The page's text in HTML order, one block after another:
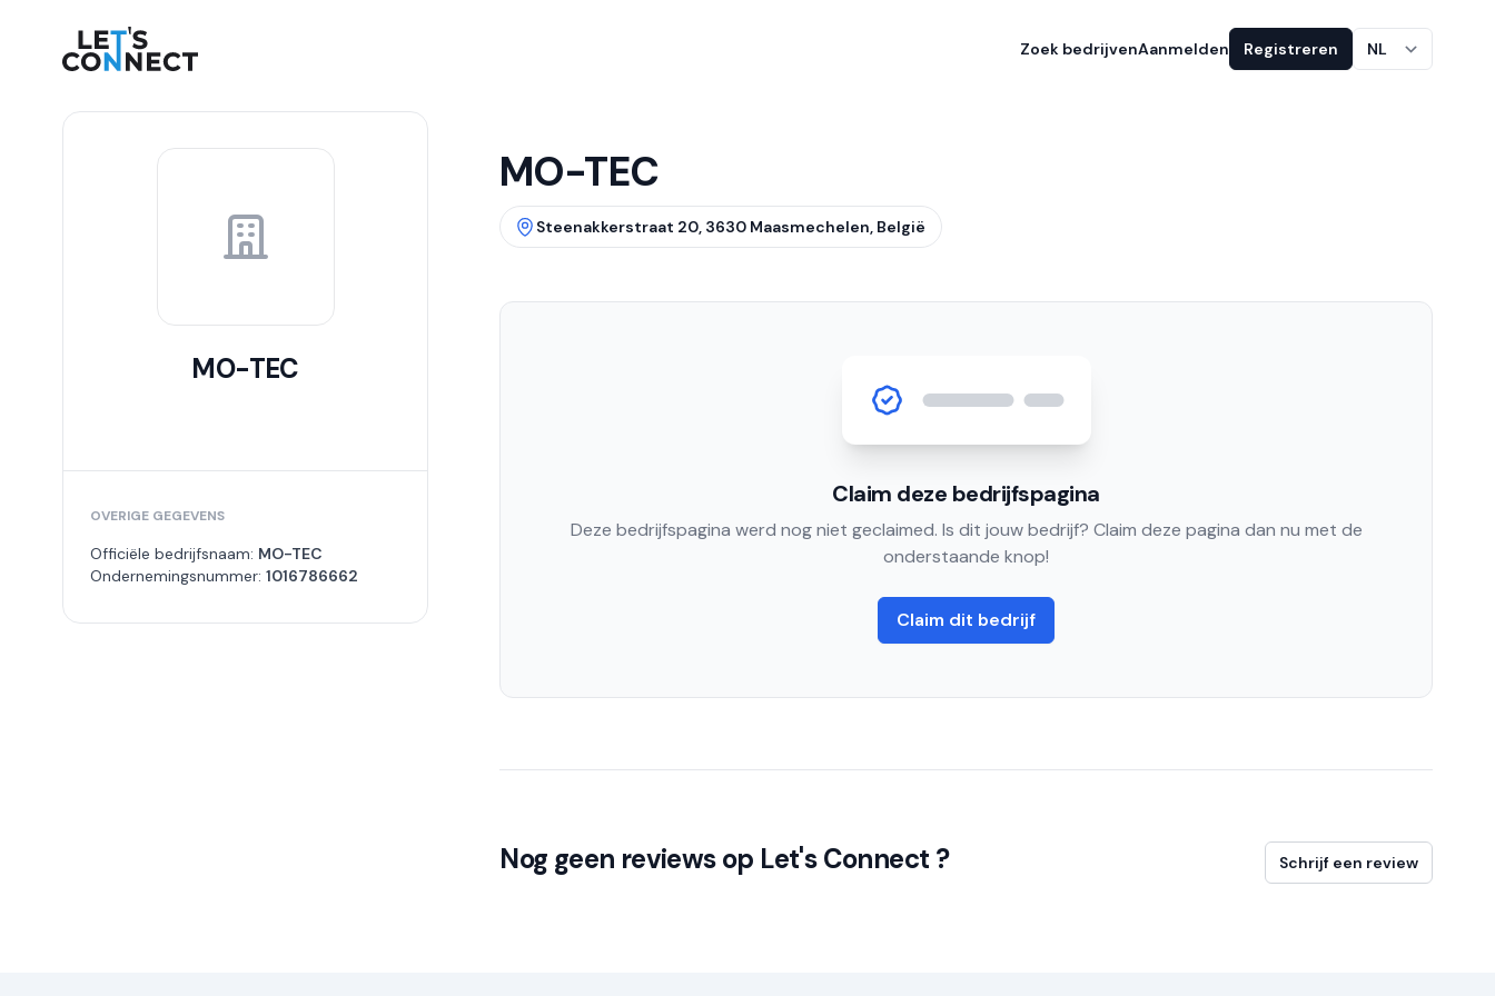
Let's Connect Zoek bedrijvenAanmelden Registreren NL
MO-TEC
OVERIGE GEGEVENS
Officiële bedrijfsnaam: MO-TEC
Ondernemingsnummer: 1016786662
MO-TEC
Steenakkerstraat 20, 3630 Maasmechelen, België
Claim deze bedrijfspagina
Deze bedrijfspagina werd nog niet geclaimed. Is dit jouw bedrijf? Claim deze pagina dan nu met de
onderstaande knop!
Claim dit bedrijf
Nog geen reviews op Let's Connect ? Schrijf een review